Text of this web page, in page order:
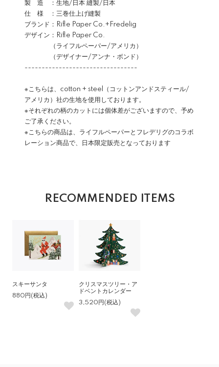
製 造 ：生地/日本 縫製/日本
仕 様 ：三巻仕上げ縫製
ブランド：Rifle Paper Co.+Fredelig
デザイン：Rifle Paper Co.
（ライフルペーパー/アメリカ）
（デザイナー/アンナ・ボンド）
---------------------------------
※こちらは、cotton + steel（コットンアンドスティール/
アメリカ）社の生地を使用しております。
※それぞれの柄のカットには個体差がございますので、予め
ご了承ください。
※こちらの商品は、ライフルペーパーとフレデリグのコラボ
レーション商品で、日本限定販売となっております
RECOMMENDED ITEMS
スキーサンタ
880円(税込)
クリスマスツリー・ア
ドベントカレンダー
3,520円(税込)